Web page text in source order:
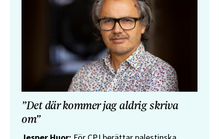
”Det där kommer jag aldrig skriva
om”